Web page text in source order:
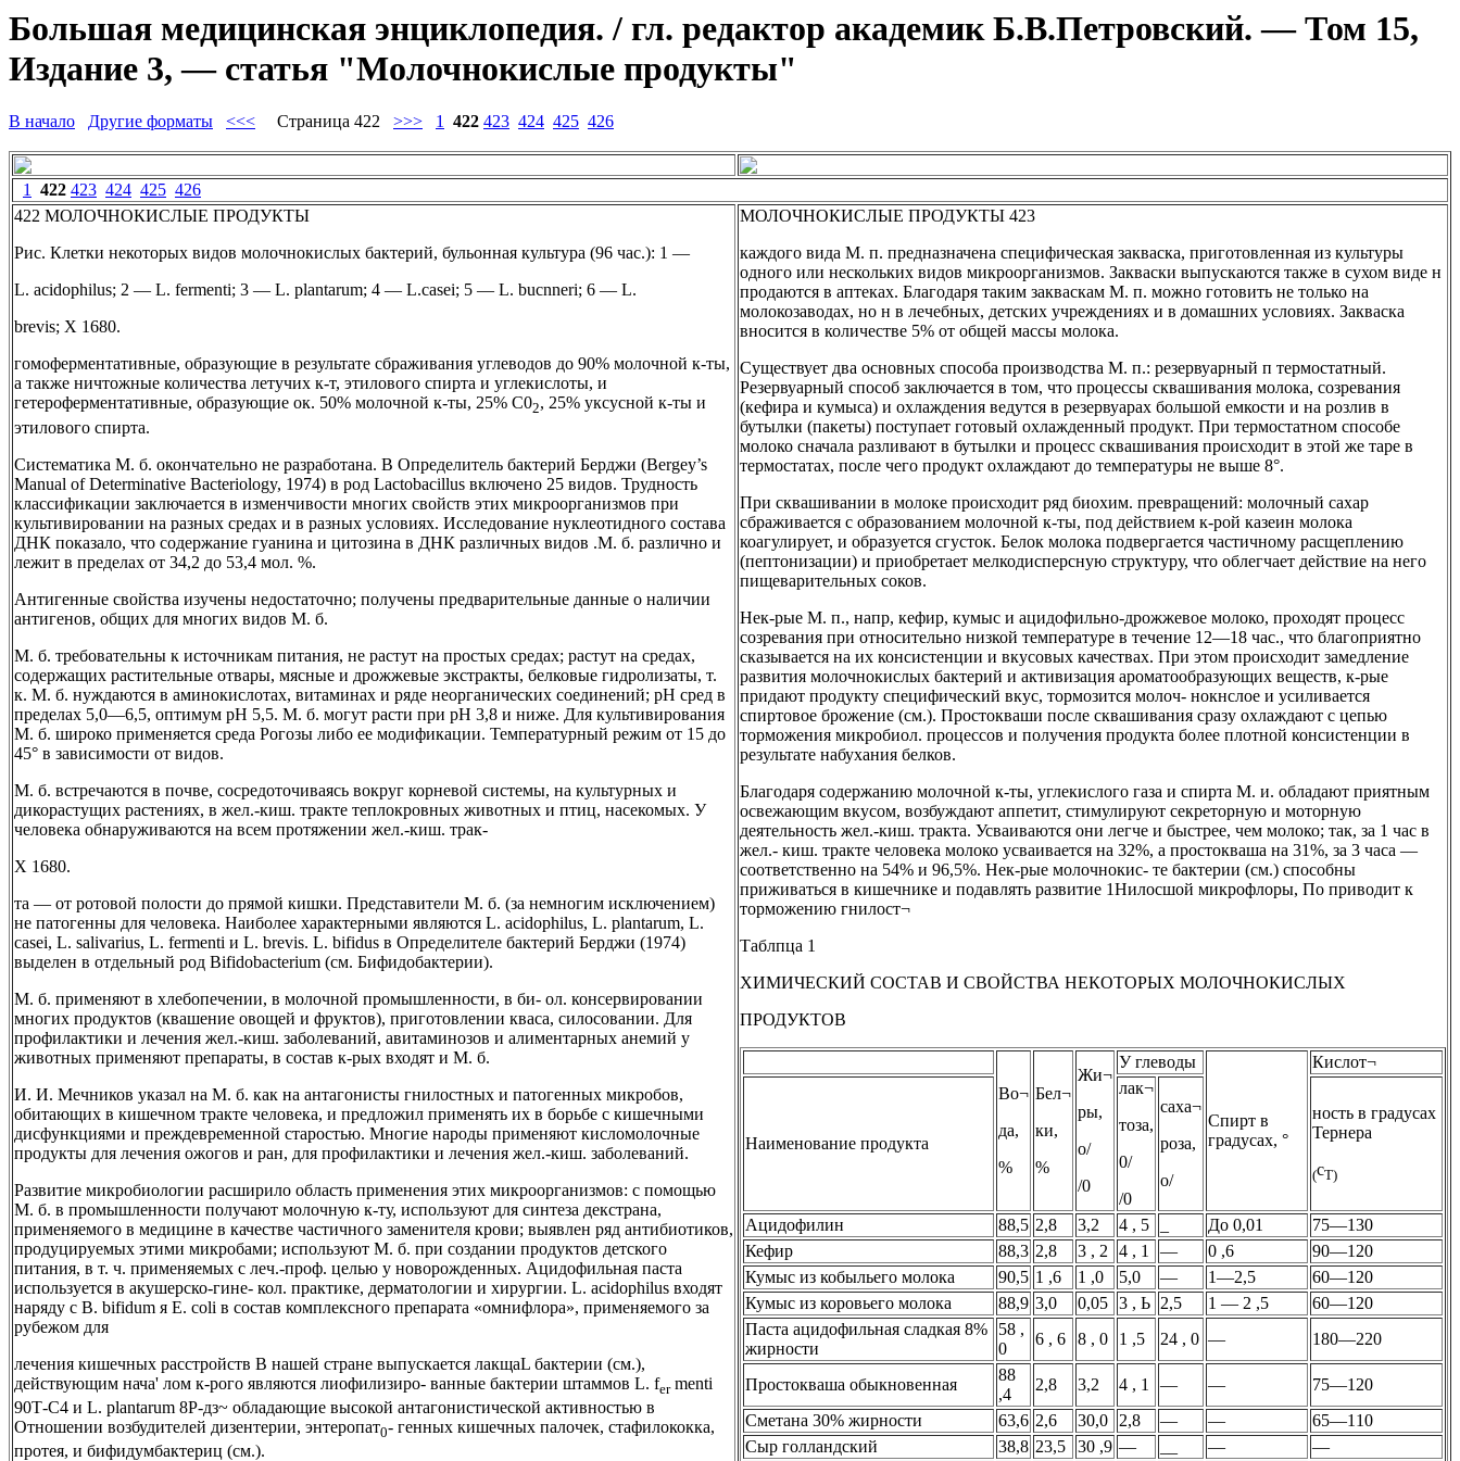
Большая медицинская энциклопедия. / гл. редактор академик Б.В.Петровский. — Том 15,
Издание 3, — статья "Молочнокислые продукты"
В начало Другие форматы <<< Страница 422 >>> 1 422 423 424 425 426
1 422 423 424 425 426
422 МОЛОЧНОКИСЛЫЕ ПРОДУКТЫ
Рис. Клетки некоторых видов молочнокислых бактерий, бульонная культура (96 час.): 1 —
L. acidophilus; 2 — L. fermenti; 3 — L. plantarum; 4 — L.casei; 5 — L. bucnneri; 6 — L.
brevis; X 1680.
гомоферментативные, образующие в результате сбраживания углеводов до 90% молочной к-ты,
а также ничтожные количества летучих к-т, этилового спирта и углекислоты, и
гетероферментативные, образующие ок. 50% молочной к-ты, 25% С02, 25% уксусной к-ты и
этилового спирта.
Систематика М. б. окончательно не разработана. В Определитель бактерий Берджи (Bergey’s
Manual of Determinative Bacteriology, 1974) в род Lactobacillus включено 25 видов. Трудность
классификации заключается в изменчивости многих свойств этих микроорганизмов при
культивировании на разных средах и в разных условиях. Исследование нуклеотидного состава
ДНК показало, что содержание гуанина и цитозина в ДНК различных видов .М. б. различно и
лежит в пределах от 34,2 до 53,4 мол. %.
Антигенные свойства изучены недостаточно; получены предварительные данные о наличии
антигенов, общих для многих видов М. б.
М. б. требовательны к источникам питания, не растут на простых средах; растут на средах,
содержащих растительные отвары, мясные и дрожжевые экстракты, белковые гидролизаты, т.
к. М. б. нуждаются в аминокислотах, витаминах и ряде неорганических соединений; pH сред в
пределах 5,0—6,5, оптимум pH 5,5. М. б. могут расти при pH 3,8 и ниже. Для культивирования
М. б. широко применяется среда Рогозы либо ее модификации. Температурный режим от 15 до
45° в зависимости от видов.
М. б. встречаются в почве, сосредоточиваясь вокруг корневой системы, на культурных и
дикорастущих растениях, в жел.-киш. тракте теплокровных животных и птиц, насекомых. У
человека обнаруживаются на всем протяжении жел.-киш. трак-
X 1680.
та — от ротовой полости до прямой кишки. Представители М. б. (за немногим исключением)
не патогенны для человека. Наиболее характерными являются L. acidophilus, L. plantarum, L.
casei, L. salivarius, L. fermenti и L. brevis. L. bifidus в Определителе бактерий Берджи (1974)
выделен в отдельный род Bifidobacterium (см. Бифидобактерии).
М. б. применяют в хлебопечении, в молочной промышленности, в би- ол. консервировании
многих продуктов (квашение овощей и фруктов), приготовлении кваса, силосовании. Для
профилактики и лечения жел.-киш. заболеваний, авитаминозов и алиментарных анемий у
животных применяют препараты, в состав к-рых входят и М. б.
И. И. Мечников указал на М. б. как на антагонисты гнилостных и патогенных микробов,
обитающих в кишечном тракте человека, и предложил применять их в борьбе с кишечными
дисфункциями и преждевременной старостью. Многие народы применяют кисломолочные
продукты для лечения ожогов и ран, для профилактики и лечения жел.-киш. заболеваний.
Развитие микробиологии расширило область применения этих микроорганизмов: с помощью
М. б. в промышленности получают молочную к-ту, используют для синтеза декстрана,
применяемого в медицине в качестве частичного заменителя крови; выявлен ряд антибиотиков,
продуцируемых этими микробами; используют М. б. при создании продуктов детского
питания, в т. ч. применяемых с леч.-проф. целью у новорожденных. Ацидофильная паста
используется в акушерско-гине- кол. практике, дерматологии и хирургии. L. acidophilus входят
наряду с В. bifidum я Е. coli в состав комплексного препарата «омнифлора», применяемого за
рубежом для
лечения кишечных расстройств В нашей стране выпускается лакщаL бактерии (см.),
действующим нача' лом к-рого являются лиофилизиро- ванные бактерии штаммов L. fermenti
90Т-С4 и L. plantarum 8Р-дз~ обладающие высокой антагонистической активностью в
Отношении возбудителей дизентерии, энтеропат0- генных кишечных палочек, стафилококка,
протея, и бифидумбактериц (см.).
МОЛОЧНОКИСЛЫЕ ПРОДУКТЫ 423
каждого вида М. п. предназначена специфическая закваска, приготовленная из культуры
одного или нескольких видов микроорганизмов. Закваски выпускаются также в сухом виде н
продаются в аптеках. Благодаря таким закваскам М. п. можно готовить не только на
молокозаводах, но н в лечебных, детских учреждениях и в домашних условиях. Закваска
вносится в количестве 5% от общей массы молока.
Существует два основных способа производства М. п.: резервуарный п термостатный.
Резервуарный способ заключается в том, что процессы сквашивания молока, созревания
(кефира и кумыса) и охлаждения ведутся в резервуарах большой емкости и на розлив в
бутылки (пакеты) поступает готовый охлажденный продукт. При термостатном способе
молоко сначала разливают в бутылки и процесс сквашивания происходит в этой же таре в
термостатах, после чего продукт охлаждают до температуры не выше 8°.
При сквашивании в молоке происходит ряд биохим. превращений: молочный сахар
сбраживается с образованием молочной к-ты, под действием к-рой казеин молока
коагулирует, и образуется сгусток. Белок молока подвергается частичному расщеплению
(пептонизации) и приобретает мелкодисперсную структуру, что облегчает действие на него
пищеварительных соков.
Нек-рые М. п., напр, кефир, кумыс и ацидофильно-дрожжевое молоко, проходят процесс
созревания при относительно низкой температуре в течение 12—18 час., что благоприятно
сказывается на их консистенции и вкусовых качествах. При этом происходит замедление
развития молочнокислых бактерий и активизация ароматообразующих веществ, к-рые
придают продукту специфический вкус, тормозится молоч- нокнслое и усиливается
спиртовое брожение (см.). Простокваши после сквашивания сразу охлаждают с цепью
торможения микробиол. процессов и получения продукта более плотной консистенции в
результате набухания белков.
Благодаря содержанию молочной к-ты, углекислого газа и спирта М. и. обладают приятным
освежающим вкусом, возбуждают аппетит, стимулируют секреторную и моторную
деятельность жел.-киш. тракта. Усваиваются они легче и быстрее, чем молоко; так, за 1 час в
жел.- киш. тракте человека молоко усваивается на 32%, а простокваша на 31%, за 3 часа —
соответственно на 54% и 96,5%. Нек-рые молочнокис- те бактерии (см.) способны
приживаться в кишечнике и подавлять развитие 1Нилосшой микрофлоры, По приводит к
торможению гнилост¬
Таблпца 1
ХИМИЧЕСКИЙ СОСТАВ И СВОЙСТВА НЕКОТОРЫХ МОЛОЧНОКИСЛЫХ
ПРОДУКТОВ
Во¬
да,
%
Бел¬
ки,
%
Жи¬
ры,
о/
/0
У глеводы
Спирт в
градусах, °
Кислот¬
Наименование продукта
лак¬
тоза,
0/
/0
саха¬
роза,
о/
ность в градусах
Тернера
(сТ)
Ацидофилин 88,5 2,8 3,2 4 , 5 До 0,01
75—130
Кефир
88,3 2,8 3 , 2 4 , 1 — 0 ,6
90—120
Кумыс из кобыльего молока
90,5 1 ,6 1 ,0 5,0 — 1—2,5
60—120
Кумыс из коровьего молока
88,9 3,0 0,05 3 , Ь 2,5 1 — 2 ,5
60—120
Паста ацидофильная сладкая 8%
жирности
58 ,
0
6 , 6 8 , 0 1 ,5 24 , 0 — 180—220
Простокваша обыкновенная
88
,4
2,8 3,2 4 , 1 — —
75—120
Сметана 30% жирности
63,6 2,6 30,0 2,8 — —
65—110
Сыр голландский
38,8 23,5 30 ,9 — —
—